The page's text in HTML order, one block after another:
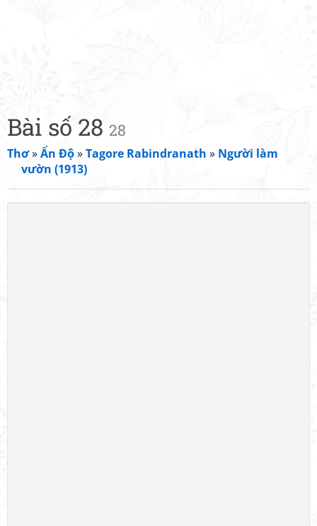
Bài số 28 28
Thơ»Ấn Độ»Tagore Rabindranath » Người làm
vườn (1913)